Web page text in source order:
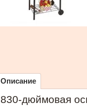
Описание
830-дюймовая